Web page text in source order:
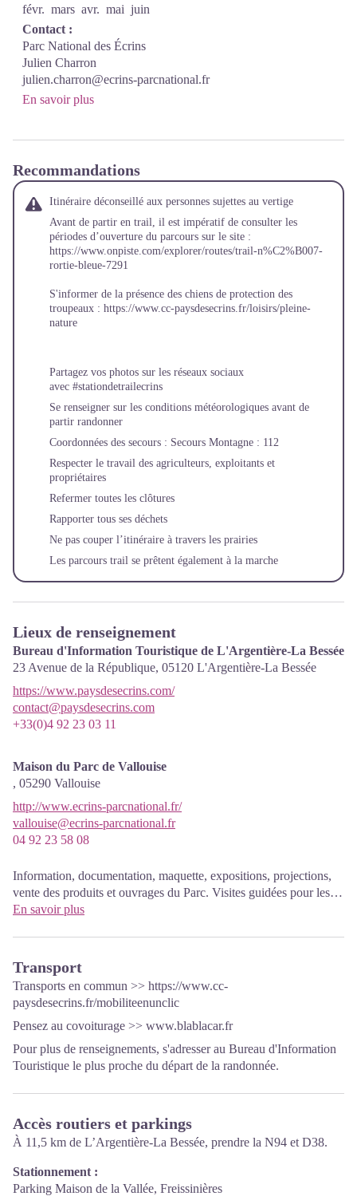
févr. mars avr. mai juin
Contact :
Parc National des Écrins
Julien Charron
julien.charron@ecrins-parcnational.fr
En savoir plus
Recommandations
Itinéraire déconseillé aux personnes sujettes au vertige
Avant de partir en trail, il est impératif de consulter les
périodes d’ouverture du parcours sur le site :
https://www.onpiste.com/explorer/routes/trail-n%C2%B007-
rortie-bleue-7291
S'informer de la présence des chiens de protection des
troupeaux : https://www.cc-paysdesecrins.fr/loisirs/pleine-
nature
Partagez vos photos sur les réseaux sociaux
avec #stationdetrailecrins
Se renseigner sur les conditions météorologiques avant de
partir randonner
Coordonnées des secours : Secours Montagne : 112
Respecter le travail des agriculteurs, exploitants et
propriétaires
Refermer toutes les clôtures
Rapporter tous ses déchets
Ne pas couper l’itinéraire à travers les prairies
Les parcours trail se prêtent également à la marche
Lieux de renseignement
Bureau d'Information Touristique de L'Argentière-La Bessée
23 Avenue de la République, 05120 L'Argentière-La Bessée
https://www.paysdesecrins.com/
contact@paysdesecrins.com
+33(0)4 92 23 03 11
Maison du Parc de Vallouise
, 05290 Vallouise
http://www.ecrins-parcnational.fr/
vallouise@ecrins-parcnational.fr
04 92 23 58 08
Information, documentation, maquette, expositions, projections,
vente des produits et ouvrages du Parc. Visites guidées pour les
scolaires, réservation obligatoire. La nouvelle Maison du parc a
territoire et de ses patrimoines. Un espace d'exposition temporaire
permettra une offre renouvelée. Enfin,le dispositif est complété
par une salle audiovisuelle permettant d'organiser projections et
conférences Entrée libre. Toutes les animations du Parc sont
gratuites sauf mention contraire.
En savoir plus
Transport
Transports en commun >> https://www.cc-
paysdesecrins.fr/mobiliteenunclic
Pensez au covoiturage >> www.blablacar.fr
Pour plus de renseignements, s'adresser au Bureau d'Information
Touristique le plus proche du départ de la randonnée.
Accès routiers et parkings
À 11,5 km de L’Argentière-La Bessée, prendre la N94 et D38.
Stationnement :
Parking Maison de la Vallée, Freissinières